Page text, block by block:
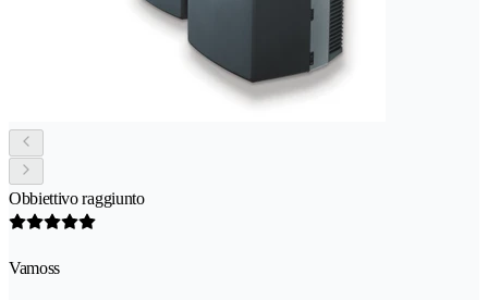
Obbiettivo raggiunto
Vamoss